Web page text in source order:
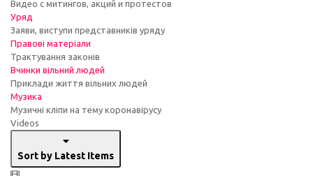
Видео с митингов, акций и протестов
Уряд
Заяви, виступи представників уряду
Правові матеріали
Трактування законів
Вчинки вільний людей
Приклади життя вільних людей
Музика
Музичні кліпи на тему коронавірусу
Videos
Sort by Latest Items